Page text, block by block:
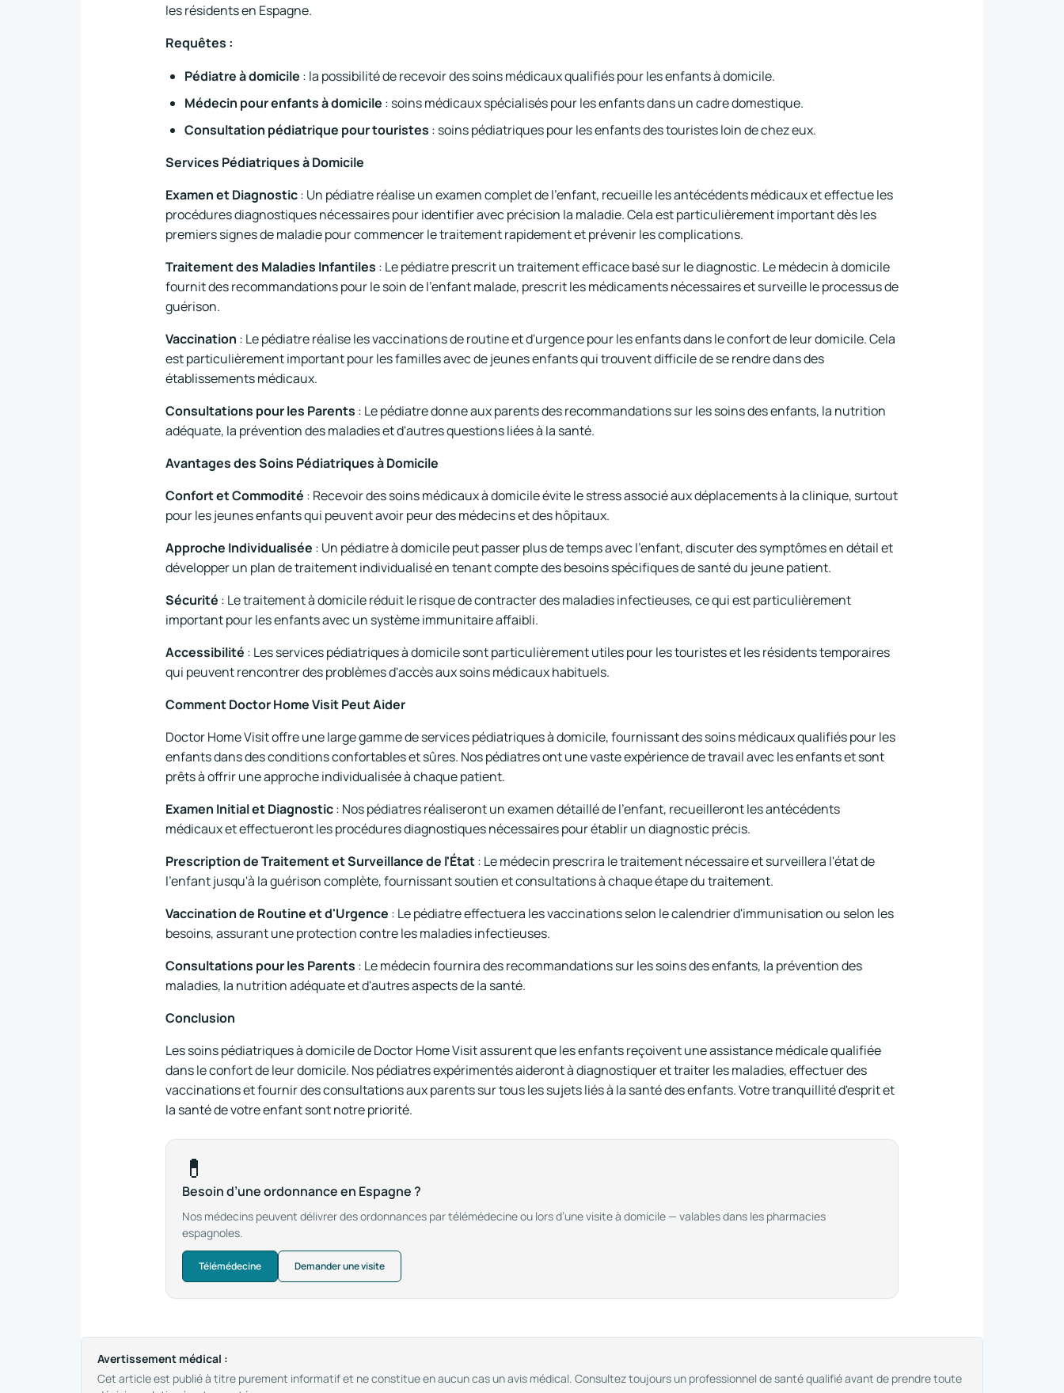
les résidents en Espagne.
Requêtes :
Pédiatre à domicile : la possibilité de recevoir des soins médicaux qualifiés pour les enfants à domicile.
Médecin pour enfants à domicile : soins médicaux spécialisés pour les enfants dans un cadre domestique.
Consultation pédiatrique pour touristes : soins pédiatriques pour les enfants des touristes loin de chez eux.
Services Pédiatriques à Domicile
Examen et Diagnostic: Un pédiatre réalise un examen complet de l'enfant, recueille les antécédents médicaux et effectue les
procédures diagnostiques nécessaires pour identifier avec précision la maladie. Cela est particulièrement important dès les
premiers signes de maladie pour commencer le traitement rapidement et prévenir les complications.
Traitement des Maladies Infantiles : Le pédiatre prescrit un traitement efficace basé sur le diagnostic. Le médecin à domicile
fournit des recommandations pour le soin de l'enfant malade, prescrit les médicaments nécessaires et surveille le processus de
guérison.
Vaccination : Le pédiatre réalise les vaccinations de routine et d'urgence pour les enfants dans le confort de leur domicile. Cela
est particulièrement important pour les familles avec de jeunes enfants qui trouvent difficile de se rendre dans des
établissements médicaux.
Consultations pour les Parents : Le pédiatre donne aux parents des recommandations sur les soins des enfants, la nutrition
adéquate, la prévention des maladies et d'autres questions liées à la santé.
Avantages des Soins Pédiatriques à Domicile
Confort et Commodité : Recevoir des soins médicaux à domicile évite le stress associé aux déplacements à la clinique, surtout
pour les jeunes enfants qui peuvent avoir peur des médecins et des hôpitaux.
Approche Individualisée : Un pédiatre à domicile peut passer plus de temps avec l'enfant, discuter des symptômes en détail et
développer un plan de traitement individualisé en tenant compte des besoins spécifiques de santé du jeune patient.
Sécurité : Le traitement à domicile réduit le risque de contracter des maladies infectieuses, ce qui est particulièrement
important pour les enfants avec un système immunitaire affaibli.
Accessibilité : Les services pédiatriques à domicile sont particulièrement utiles pour les touristes et les résidents temporaires
qui peuvent rencontrer des problèmes d'accès aux soins médicaux habituels.
Comment Doctor Home Visit Peut Aider
Doctor Home Visit offre une large gamme de services pédiatriques à domicile, fournissant des soins médicaux qualifiés pour les
enfants dans des conditions confortables et sûres. Nos pédiatres ont une vaste expérience de travail avec les enfants et sont
prêts à offrir une approche individualisée à chaque patient.
Examen Initial et Diagnostic: Nos pédiatres réaliseront un examen détaillé de l'enfant, recueilleront les antécédents
médicaux et effectueront les procédures diagnostiques nécessaires pour établir un diagnostic précis.
Prescription de Traitement et Surveillance de l'État: Le médecin prescrira le traitement nécessaire et surveillera l'état de
l'enfant jusqu'à la guérison complète, fournissant soutien et consultations à chaque étape du traitement.
Vaccination de Routine et d'Urgence : Le pédiatre effectuera les vaccinations selon le calendrier d'immunisation ou selon les
besoins, assurant une protection contre les maladies infectieuses.
Consultations pour les Parents : Le médecin fournira des recommandations sur les soins des enfants, la prévention des
maladies, la nutrition adéquate et d'autres aspects de la santé.
Conclusion
Les soins pédiatriques à domicile de Doctor Home Visit assurent que les enfants reçoivent une assistance médicale qualifiée
dans le confort de leur domicile. Nos pédiatres expérimentés aideront à diagnostiquer et traiter les maladies, effectuer des
vaccinations et fournir des consultations aux parents sur tous les sujets liés à la santé des enfants. Votre tranquillité d'esprit et
la santé de votre enfant sont notre priorité.
💊
Besoin d’une ordonnance en Espagne ?
Nos médecins peuvent délivrer des ordonnances par télémédecine ou lors d’une visite à domicile — valables dans les pharmacies
espagnoles.
Télémédecine Demander une visite
Avertissement médical :
Cet article est publié à titre purement informatif et ne constitue en aucun cas un avis médical. Consultez toujours un professionnel de santé qualifié avant de prendre toute